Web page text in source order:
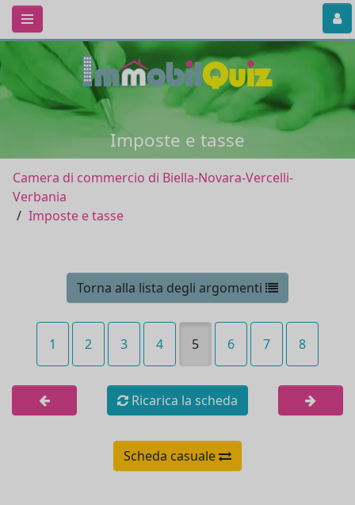
Imposte e tasse
Camera di commercio di Biella-Novara-Vercelli-
Verbania
Imposte e tasse
Torna alla lista degli argomenti
1 2 3 4 5 6 7 8
Ricarica la scheda
Scheda casuale